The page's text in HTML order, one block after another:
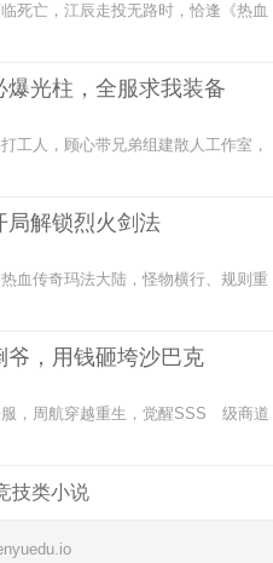
死亡，江辰走投无路时，恰逢《热血
光柱，全服求我装备
工人，顾心带兄弟组建散人工作室，
局解锁烈火剑法
血传奇玛法大陆，怪物横行、规则重
爷，用钱砸垮沙巴克
，周航穿越重生，觉醒SSS 级商道
技类小说